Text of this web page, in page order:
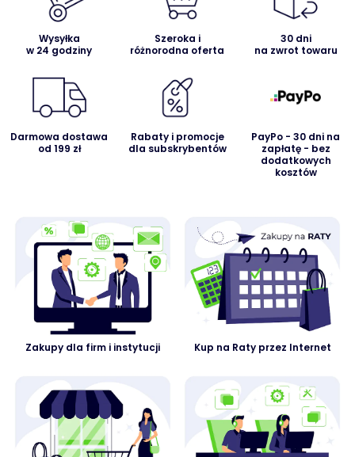
Wysyłka
w 24 godziny
Szeroka i
różnorodna oferta
30 dni
na zwrot towaru
Darmowa dostawa
od 199 zł
Rabaty i promocje
dla subskrybentów
PayPo - 30 dni na
zapłatę - bez
dodatkowych
kosztów
Zakupy dla firm i instytucji Kup na Raty przez Internet